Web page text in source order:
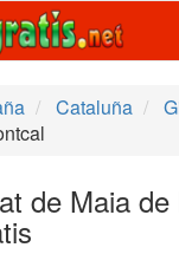
Cataluña
de Maia